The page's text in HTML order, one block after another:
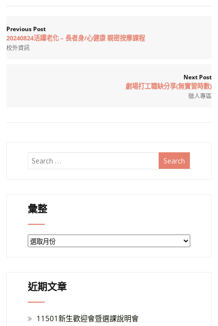
Previous Post
20240824活躍老化 – 長者身/心健康 親密按摩課程
校外資訊
Next Post
劇場打工職缺分享(無實習時數)
徵人專區
彙整
近期文章
11501新生歡迎會暨選課說明會